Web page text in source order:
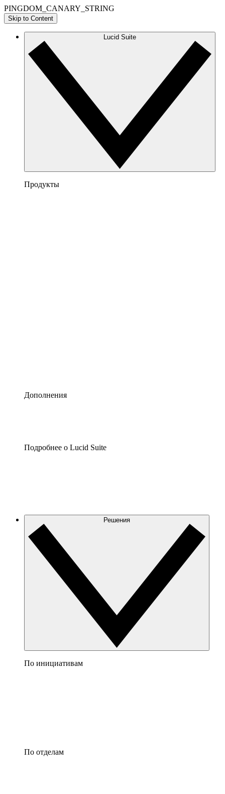
PINGDOM_CANARY_STRING
Skip to Content
Lucid Suite
Продукты
Дополнения
Подробнее о Lucid Suite
Решения
По инициативам
По отделам